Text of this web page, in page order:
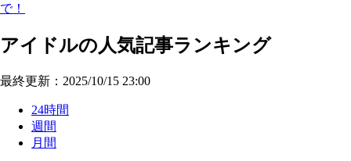
で！
アイドルの人気記事ランキング
最終更新：2025/10/15 23:00
24時間
週間
月間